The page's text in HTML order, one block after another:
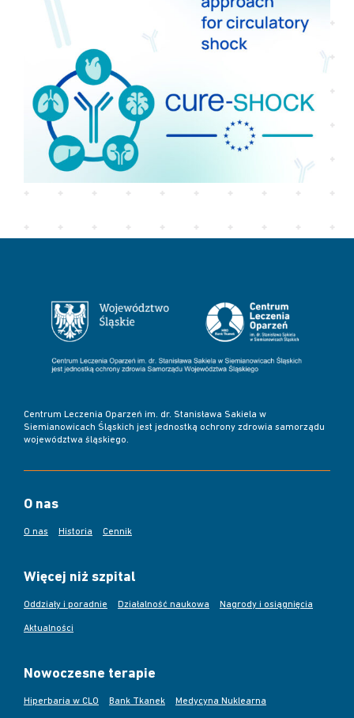
Centrum Leczenia Oparzeń im. dr. Stanisława Sakiela w
Siemianowicach Śląskich jest jednostką ochrony zdrowia samorządu
województwa śląskiego.
O nas
O nas Historia Cennik
Więcej niż szpital
Oddziały i poradnie Działalność naukowa Nagrody i osiągnięcia
Aktualności
Nowoczesne terapie
Hiperbaria w CLO Bank Tkanek Medycyna Nuklearna